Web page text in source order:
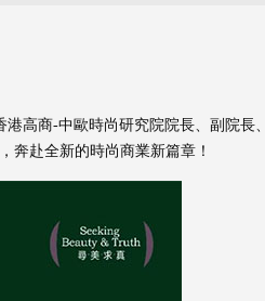
高商-中歐時尚研究院院長、副院長
奔赴全新的時尚商業新篇章！